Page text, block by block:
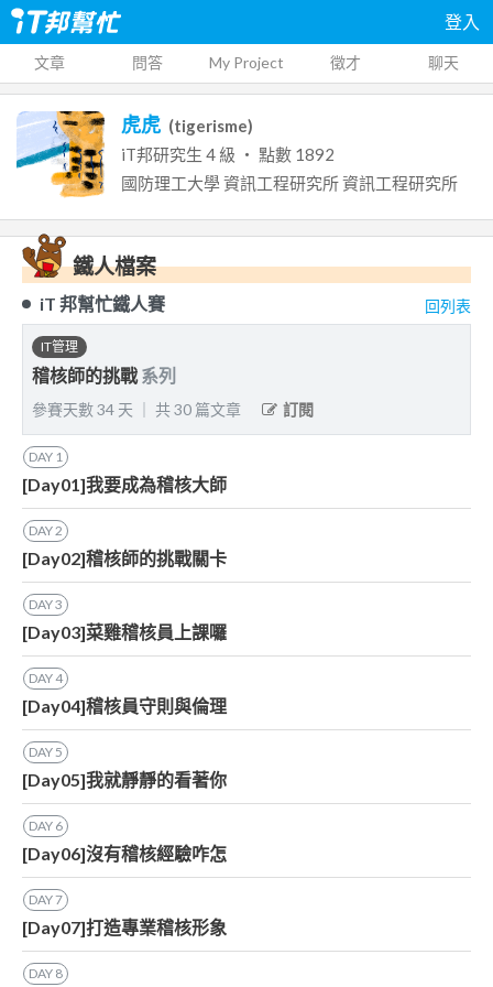
登入
文章 問答 My Project 徵才 聊天
虎虎 (tigerisme)
iT邦研究生 4 級 ‧ 點數 1892
國防理工大學 資訊工程研究所資訊工程研究所
鐵人檔案
iT 邦幫忙鐵人賽 回列表
IT管理
稽核師的挑戰 系列
參賽天數34 天 共30 篇文章 訂閱
DAY 1
[Day01]我要成為稽核大師
DAY2
[Day02]稽核師的挑戰關卡
DAY3
[Day03]菜雞稽核員上課囉
DAY4
[Day04]稽核員守則與倫理
DAY5
[Day05]我就靜靜的看著你
DAY 6
[Day06]沒有稽核經驗咋怎
DAY7
[Day07]打造專業稽核形象
DAY 8